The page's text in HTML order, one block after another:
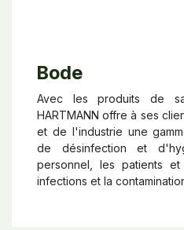
Bode
Avec les produits de sa
HARTMANN offre à ses
et de l'industrie une
de désinfection et
personnel, les patients
infections et la